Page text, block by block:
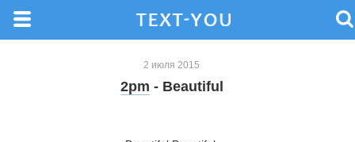
2 июля 2015
2pm - Beautiful